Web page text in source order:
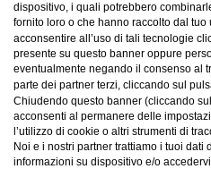
dispositivo, i quali potrebbero
fornito loro o che hanno raccolto dal
acconsentire all’uso di tali tecnologie
presente su questo banner oppure
eventualmente negando il consenso al
parte dei partner terzi, cliccando sul
Chiudendo questo banner (cliccando
acconsenti al permanere delle
l’utilizzo di cookie o altri strumenti di
Noi e i nostri partner trattiamo i tuoi dati
informazioni su dispositivo e/o